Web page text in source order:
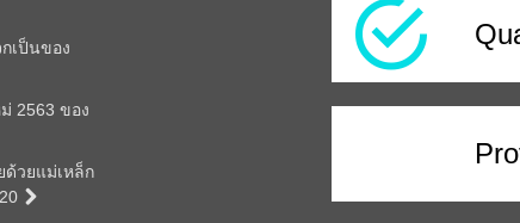
เป็นของ
2563 ของ
ด้วยแม่เหล็ก